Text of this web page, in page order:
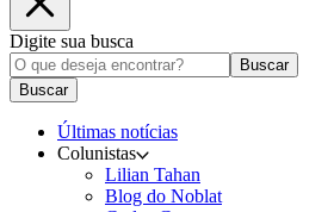
Digite sua busca
Buscar
Buscar
Últimas notícias
Colunistas
Lilian Tahan
Blog do Noblat